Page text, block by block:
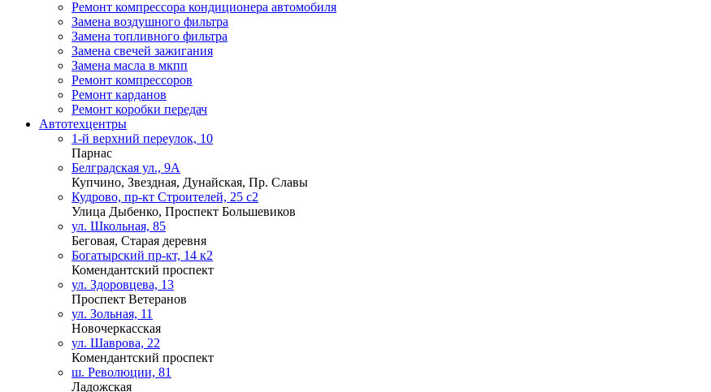
Ремонт компрессора кондиционера автомобиля
Замена воздушного фильтра
Замена топливного фильтра
Замена свечей зажигания
Замена масла в мкпп
Ремонт компрессоров
Ремонт карданов
Ремонт коробки передач
Автотехцентры
1-й верхний переулок, 10
Парнас
Белградская ул., 9А
Купчино, Звездная, Дунайская, Пр. Славы
Кудрово, пр-кт Строителей, 25 с2
Улица Дыбенко, Проспект Большевиков
ул. Школьная, 85
Беговая, Старая деревня
Богатырский пр-кт, 14 к2
Комендантский проспект
ул. Здоровцева, 13
Проспект Ветеранов
ул. Зольная, 11
Новочеркасская
ул. Шаврова, 22
Комендантский проспект
ш. Революции, 81
Ладожская